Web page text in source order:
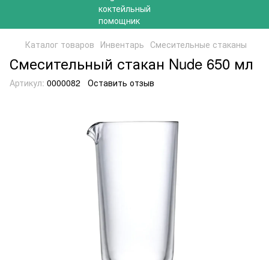
Каталог товаров Инвентарь Смесительные стаканы
Смесительный стакан Nude 650 мл
Артикул: 0000082 Оставить отзыв